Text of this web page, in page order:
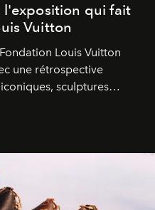
l'exposition qui fait
Vuitton
Louis Vuitton
une rétrospective
sculptures
par Frank Gehry